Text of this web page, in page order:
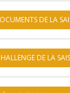
DE LA
DE LA